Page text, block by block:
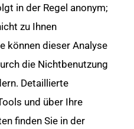
in der Regel anonym;
zu Ihnen
können dieser Analyse
die Nichtbenutzung
Detaillierte
und über Ihre
finden Sie in der